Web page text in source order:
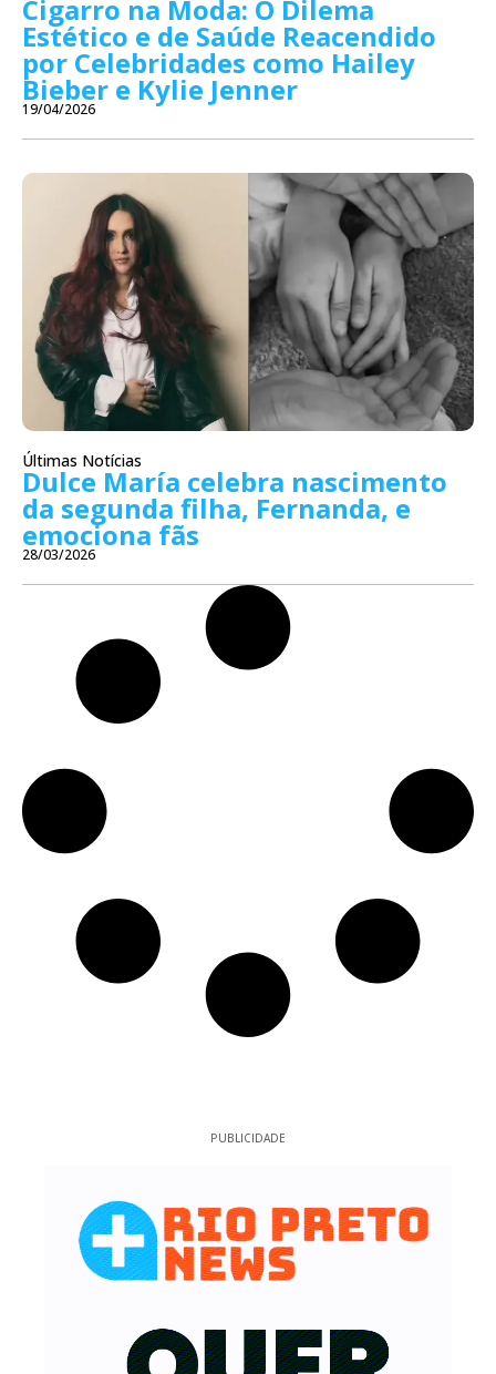
Cigarro na Moda: O Dilema
Estético e de Saúde Reacendido
por Celebridades como Hailey
Bieber e Kylie Jenner
19/04/2026
Últimas Notícias
Dulce María celebra nascimento
da segunda filha, Fernanda, e
emociona fãs
28/03/2026
PUBLICIDADE